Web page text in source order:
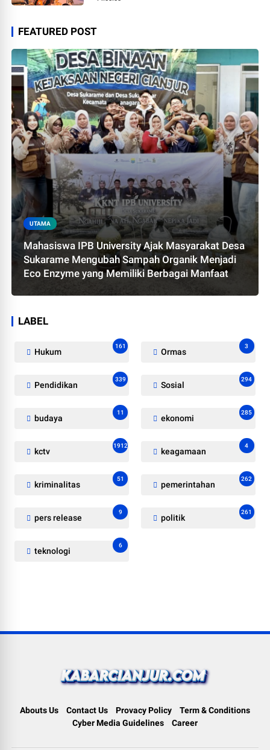
FEATURED POST
UTAMA
Mahasiswa IPB University Ajak Masyarakat Desa
Sukarame Mengubah Sampah Organik Menjadi
Eco Enzyme yang Memiliki Berbagai Manfaat
LABEL
Hukum
161
Ormas
3
Pendidikan
339
Sosial
294
budaya
11
ekonomi
285
kctv
1912
keagamaan
4
kriminalitas
51
pemerintahan
262
pers release
9
politik
261
teknologi
6
Abouts Us Contact Us Provacy Policy
Term & Conditions
Cyber Media Guidelines
Career